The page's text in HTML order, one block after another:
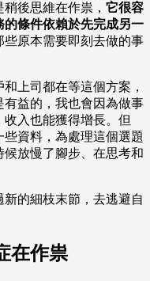
後思維在作祟， 它很容
條件依賴於先完成另一
原本需要即刻去做的事
上司都在等這個方案，
益的，我也會因為做事
入也能獲得增長。但
資料，為處理這個選題
放慢了腳步、在思考和
的細枝末節，去逃避自
在作祟